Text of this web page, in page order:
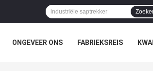
ONGEVEER ONS FABRIEKSREIS